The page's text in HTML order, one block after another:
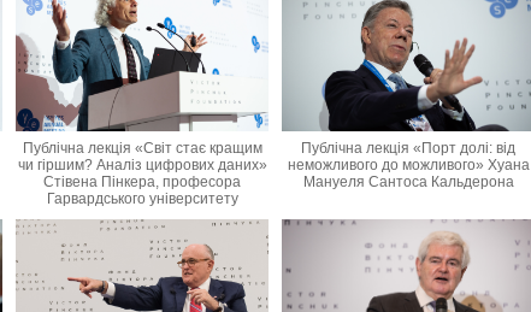
Публічна лекція «Світ стає кращим
чи гіршим? Аналіз цифрових даних»
Стівена Пінкера, професора
Гарвардського університету
Публічна лекція «Порт долі: від
неможливого до можливого» Хуана
Мануеля Сантоса Кальдерона